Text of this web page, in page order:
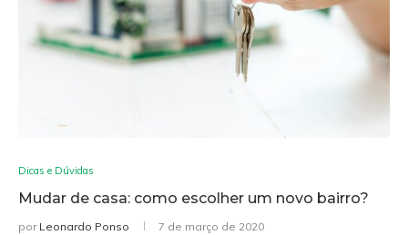
Dicas e Dúvidas
Mudar de casa: como escolher um novo bairro?
por Leonardo Ponso 7 de março de 2020